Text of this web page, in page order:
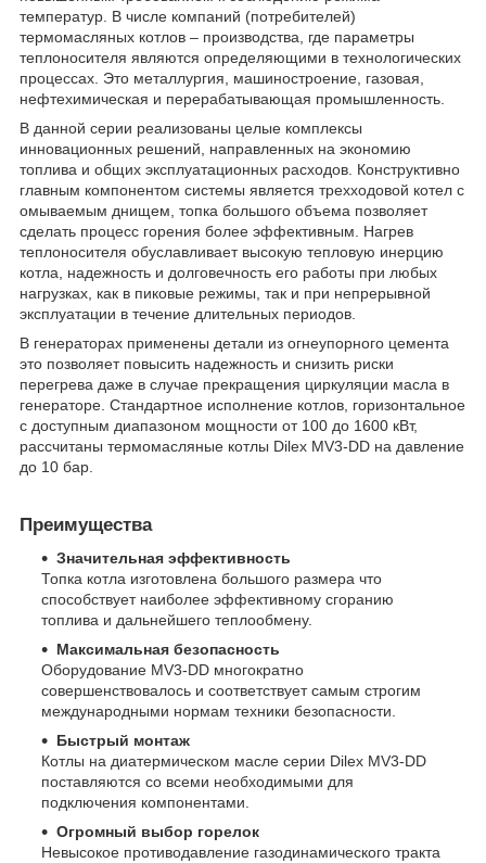
температур. В числе компаний (потребителей)
термомасляных котлов – производства, где параметры
теплоносителя являются определяющими в технологических
процессах. Это металлургия, машиностроение, газовая,
нефтехимическая и перерабатывающая промышленность.
В данной серии реализованы целые комплексы
инновационных решений, направленных на экономию
топлива и общих эксплуатационных расходов. Конструктивно
главным компонентом системы является трехходовой котел с
омываемым днищем, топка большого объема позволяет
сделать процесс горения более эффективным. Нагрев
теплоносителя обуславливает высокую тепловую инерцию
котла, надежность и долговечность его работы при любых
нагрузках, как в пиковые режимы, так и при непрерывной
эксплуатации в течение длительных периодов.
В генераторах применены детали из огнеупорного цемента
это позволяет повысить надежность и снизить риски
перегрева даже в случае прекращения циркуляции масла в
генераторе. Стандартное исполнение котлов, горизонтальное
с доступным диапазоном мощности от 100 до 1600 кВт,
рассчитаны термомасляные котлы Dilex MV3-DD на давление
до 10 бар.
Преимущества
Значительная эффективность
Топка котла изготовлена большого размера что
способствует наиболее эффективному сгоранию
топлива и дальнейшего теплообмену.
Максимальная безопасность
Оборудование MV3-DD многократно
совершенствовалось и соответствует самым строгим
международными нормам техники безопасности.
Быстрый монтаж
Котлы на диатермическом масле серии Dilex MV3-DD
поставляются со всеми необходимыми для
подключения компонентами.
Огромный выбор горелок
Невысокое противодавление газодинамического тракта